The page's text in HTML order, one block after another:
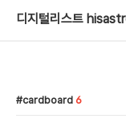
디지털리스트
cardboard 6